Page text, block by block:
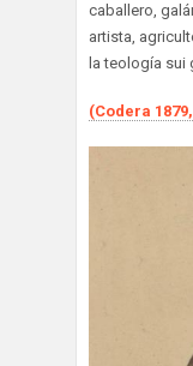
caballero,
artista,
la teología sui
(Codera